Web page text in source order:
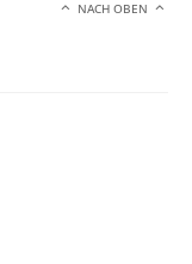
NACH OBEN